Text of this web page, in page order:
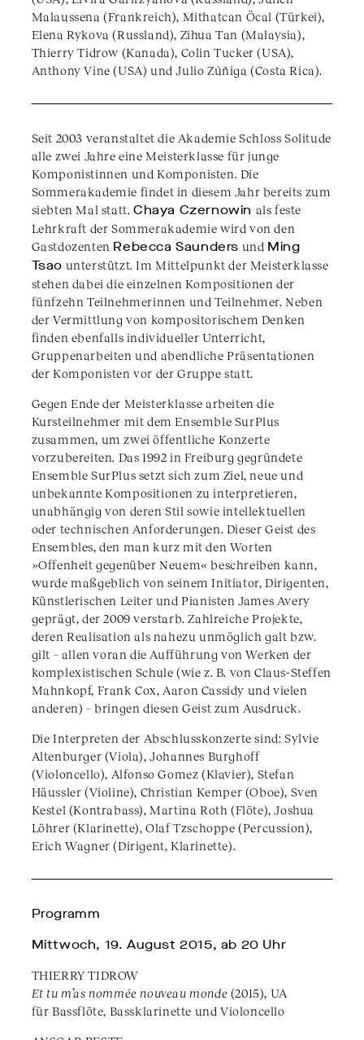
Malaussena (Frankreich), Mithatcan Öcal (Türkei),
Elena Rykova (Russland), Zihua Tan (Malaysia),
Thierry Tidrow (Kanada), Colin Tucker (USA),
Anthony Vine (USA) und Julio Zúñiga (Costa Rica).
Seit 2003 veranstaltet die Akademie Schloss Solitude
alle zwei Jahre eine Meisterklasse für junge
Komponistinnen und Komponisten. Die
Sommerakademie findet in diesem Jahr bereits zum
siebten Mal statt.Chaya Czernowin als feste
Lehrkraft der Sommerakademie wird von den
Gastdozenten Rebecca Saunders und Ming
Tsao unterstützt. Im Mittelpunkt der Meisterklasse
stehen dabei die einzelnen Kompositionen der
fünfzehn Teilnehmerinnen und Teilnehmer. Neben
der Vermittlung von kompositorischem Denken
finden ebenfalls individueller Unterricht,
Gruppenarbeiten und abendliche Präsentationen
der Komponisten vor der Gruppe statt.
Gegen Ende der Meisterklasse arbeiten die
Kursteilnehmer mit dem Ensemble SurPlus
zusammen, um zwei öffentliche Konzerte
vorzubereiten. Das 1992 in Freiburg gegründete
Ensemble SurPlus setzt sich zum Ziel, neue und
unbekannte Kompositionen zu interpretieren,
unabhängig von deren Stil sowie intellektuellen
oder technischen Anforderungen. Dieser Geist des
Ensembles, den man kurz mit den Worten
»Offenheit gegenüber Neuem« beschreiben kann,
wurde maßgeblich von seinem Initiator, Dirigenten,
Künstlerischen Leiter und Pianisten James Avery
geprägt, der 2009 verstarb. Zahlreiche Projekte,
deren Realisation als nahezu unmöglich galt bzw.
gilt – allen voran die Aufführung von Werken der
komplexistischen Schule (wie z. B. von Claus-Steffen
Mahnkopf, Frank Cox, Aaron Cassidy und vielen
anderen) – bringen diesen Geist zum Ausdruck.
Die Interpreten der Abschlusskonzerte sind: Sylvie
Altenburger (Viola), Johannes Burghoff
(Violoncello), Alfonso Gomez (Klavier), Stefan
Häussler (Violine), Christian Kemper (Oboe), Sven
Kestel (Kontrabass), Martina Roth (Flöte), Joshua
Löhrer (Klarinette), Olaf Tzschoppe (Percussion),
Erich Wagner (Dirigent, Klarinette).
Programm
Mittwoch, 19. August 2015, ab 20 Uhr
THIERRY TIDROW
Et tu m’as nommée nouveau monde (2015), UA
für Bassflöte, Bassklarinette und Violoncello